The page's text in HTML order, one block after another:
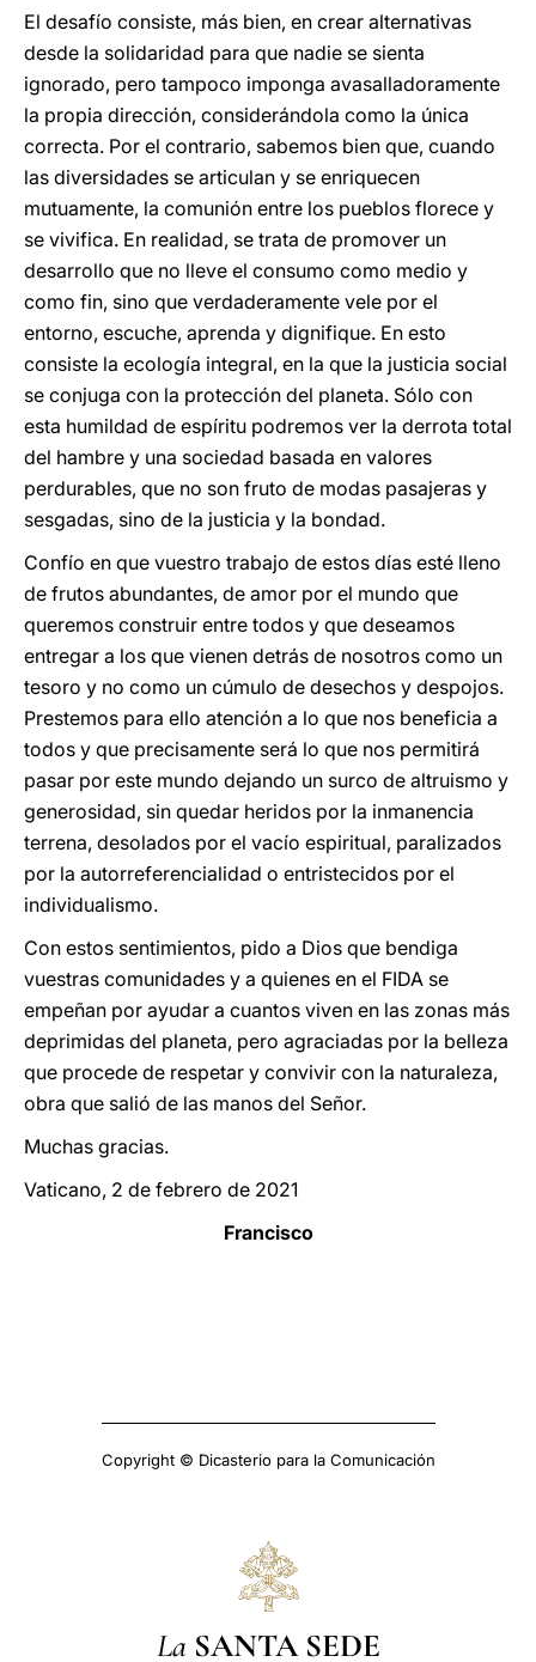
El desafío consiste, más bien, en crear alternativas
desde la solidaridad para que nadie se sienta
ignorado, pero tampoco imponga avasalladoramente
la propia dirección, considerándola como la única
correcta. Por el contrario, sabemos bien que, cuando
las diversidades se articulan y se enriquecen
mutuamente, la comunión entre los pueblos florece y
se vivifica. En realidad, se trata de promover un
desarrollo que no lleve el consumo como medio y
como fin, sino que verdaderamente vele por el
entorno, escuche, aprenda y dignifique. En esto
consiste la ecología integral, en la que la justicia social
se conjuga con la protección del planeta. Sólo con
esta humildad de espíritu podremos ver la derrota total
del hambre y una sociedad basada en valores
perdurables, que no son fruto de modas pasajeras y
sesgadas, sino de la justicia y la bondad.
Confío en que vuestro trabajo de estos días esté lleno
de frutos abundantes, de amor por el mundo que
queremos construir entre todos y que deseamos
entregar a los que vienen detrás de nosotros como un
tesoro y no como un cúmulo de desechos y despojos.
Prestemos para ello atención a lo que nos beneficia a
todos y que precisamente será lo que nos permitirá
pasar por este mundo dejando un surco de altruismo y
generosidad, sin quedar heridos por la inmanencia
terrena, desolados por el vacío espiritual, paralizados
por la autorreferencialidad o entristecidos por el
individualismo.
Con estos sentimientos, pido a Dios que bendiga
vuestras comunidades y a quienes en el FIDA se
empeñan por ayudar a cuantos viven en las zonas más
deprimidas del planeta, pero agraciadas por la belleza
que procede de respetar y convivir con la naturaleza,
obra que salió de las manos del Señor.
Muchas gracias.
Vaticano, 2 de febrero de 2021
Francisco
Copyright © Dicasterio para la Comunicación
La SANTA SEDE